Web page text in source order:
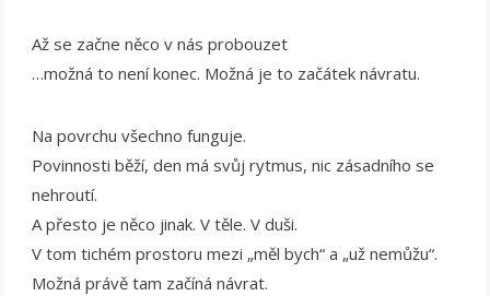
Až se začne něco v nás probouzet
…možná to není konec. Možná je to začátek návratu.
Na povrchu všechno funguje.
Povinnosti běží, den má svůj rytmus, nic zásadního se
nehroutí.
A přesto je něco jinak. V těle. V duši.
V tom tichém prostoru mezi „měl bych“ a „už nemůžu“.
Možná právě tam začíná návrat.